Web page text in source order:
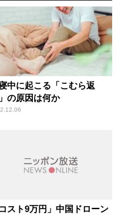
中に起こる「こむら返
の原因は何か
コスト9万円」中国ドローン